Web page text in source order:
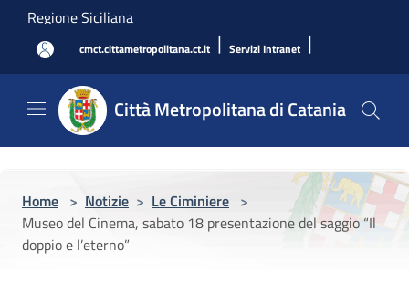
Salta al contenuto principale
Regione Siciliana
cmct.cittametropolitana.ct.it | Servizi Intranet |
Città Metropolitana di Catania
Home > Notizie > Le Ciminiere >
Museo del Cinema, sabato 18 presentazione del saggio “Il
doppio e l’eterno”